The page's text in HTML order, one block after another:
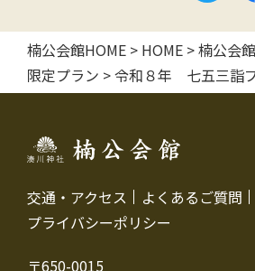
ゲ
ー
シ
ョ
ン
楠公会館HOME > HOME >楠公会
限定プラン >令和８年 七五三詣
交通・アクセス よくあるご質問
プライバシーポリシー
〒650-0015